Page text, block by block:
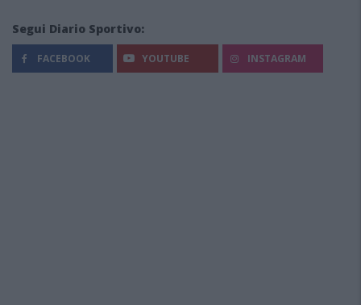
Segui Diario Sportivo:
FACEBOOK YOUTUBE INSTAGRAM